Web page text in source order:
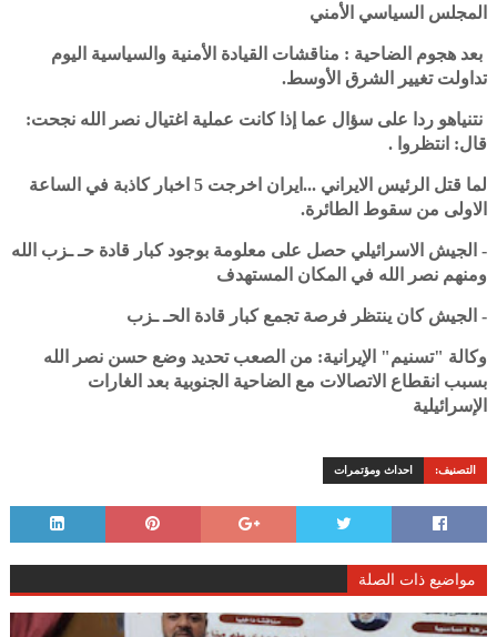
المجلس السياسي الأمني
بعد هجوم الضاحية : مناقشات القيادة الأمنية والسياسية اليوم
تداولت تغيير الشرق الأوسط.
نتنياهو ردا على سؤال عما إذا كانت عملية اغتيال نصر الله نجحت:
قال: انتظروا .
‏لما قتل الرئيس الايراني ...ايران اخرجت 5 اخبار كاذبة في الساعة
الاولى من سقوط الطائرة.
- الجيش الاسرائيلي حصل على معلومة بوجود كبار قادة حـ ـزب الله
ومنهم نصر الله في المكان المستهدف
- الجيش كان ينتظر فرصة تجمع كبار قادة الحـ ـزب
‏وكالة "تسنيم" الإيرانية: من الصعب تحديد وضع حسن نصر الله
بسبب انقطاع الاتصالات مع الضاحية الجنوبية بعد الغارات
الإسرائيلية
التصنيف: احداث ومؤتمرات
مواضيع ذات الصلة